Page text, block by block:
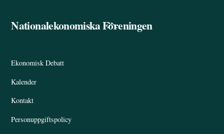
Back
Nationalekonomiska Föreningen
Ekonomisk Debatt
Kalender
Kontakt
Personuppgiftspolicy